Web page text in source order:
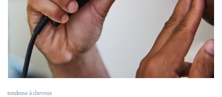
tondeuse à cheveux